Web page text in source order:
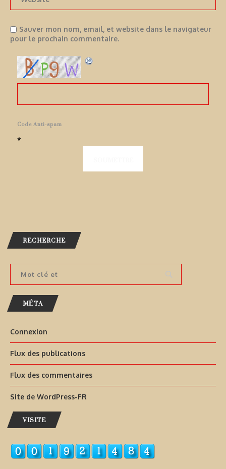
Sauver mon nom, email, et website dans le navigateur
pour le prochain commentaire.
Code Anti-spam
*
RECHERCHE
MÉTA
Connexion
Flux des publications
Flux des commentaires
Site de WordPress-FR
VISITE